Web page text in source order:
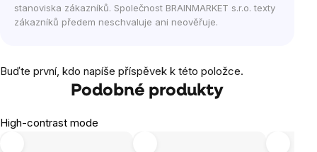
stanoviska zákazníků. Společnost BRAINMARKET s.r.o. texty
zákazníků předem neschvaluje ani neověřuje.
Buďte první, kdo napíše příspěvek k této položce.
Podobné produkty
High-contrast mode